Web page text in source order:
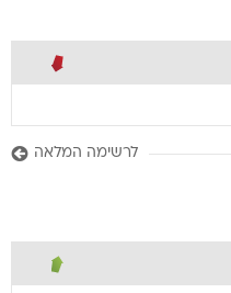
לרשימה המלאה